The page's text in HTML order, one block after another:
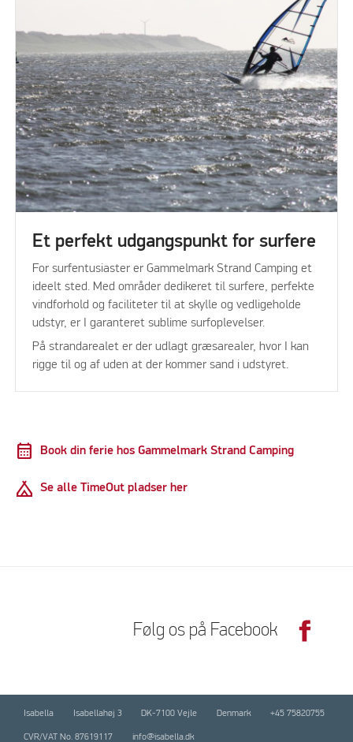
Et perfekt udgangspunkt for surfere
For surfentusiaster er Gammelmark Strand Camping et
ideelt sted. Med områder dedikeret til surfere, perfekte
vindforhold og faciliteter til at skylle og vedligeholde
udstyr, er I garanteret sublime surfoplevelser.
På strandarealet er der udlagt græsarealer, hvor I kan
rigge til og af uden at der kommer sand i udstyret.
calendar_month Book din ferie hos Gammelmark Strand Camping
Camping Se alle TimeOut pladser her
Følg os på Facebook
Isabella Isabellahøj 3 DK-7100 Vejle Denmark +45 75820755
CVR/VAT No. 87619117 info@isabella.dk